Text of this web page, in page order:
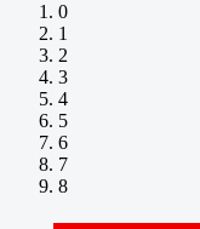
0
1
2
3
4
5
6
7
8